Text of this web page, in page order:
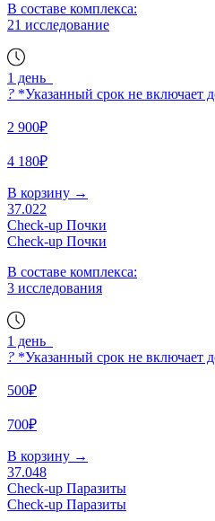
В составе комплекса:
21 исследование
1 день
? *Указанный срок не включает
2 900₽
4 180₽
В корзину →
37.022
Check-up Почки
Check-up Почки
В составе комплекса:
3 исследования
1 день
? *Указанный срок не включает
500₽
700₽
В корзину →
37.048
Check-up Паразиты
Check-up Паразиты